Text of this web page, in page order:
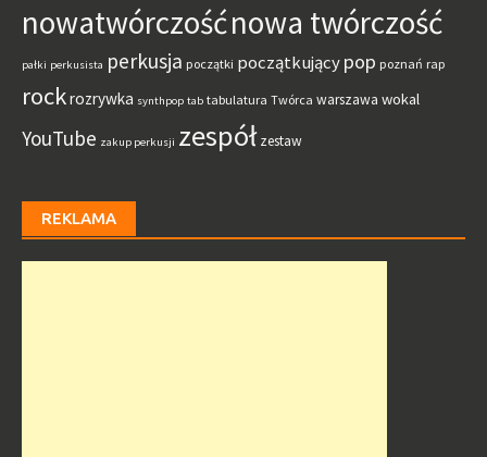
nowatwórczośćnowa twórczość
pałki perkusista perkusja początki początkującypop poznań rap
rockrozrywka synthpop tab tabulatura Twórca warszawa wokal
YouTube zakup perkusji zespół zestaw
REKLAMA